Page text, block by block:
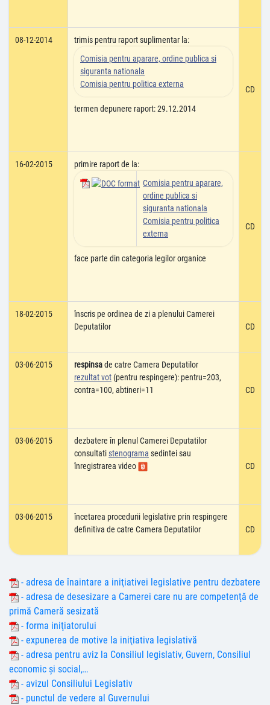
08-12-2014
trimis pentru raport suplimentar la:
Comisia pentru aparare, ordine publica si
siguranta nationala
Comisia pentru politica externa
termen depunere raport: 29.12.2014
CD
16-02-2015
primire raport de la:
Comisia pentru aparare,
ordine publica si
siguranta nationala
Comisia pentru politica
externa
face parte din categoria legilor organice
CD
18-02-2015
înscris pe ordinea de zi a plenului Camerei
Deputatilor
CD
03-06-2015 respinsade catre Camera Deputatilor
rezultat vot (pentru respingere): pentru=203,
contra=100, abtineri=11
CD
03-06-2015
dezbatere în plenul Camerei Deputatilor
consultatistenograma sedintei sau
înregistrarea video
CD
03-06-2015
încetarea procedurii legislative prin respingere
definitiva de catre Camera Deputatilor
CD
- adresa de înaintare a iniţiativei legislative pentru dezbatere
- adresa de desesizare a Camerei care nu are competenţă de
primă Cameră sesizată
- forma iniţiatorului
- expunerea de motive la iniţiativa legislativă
- adresa pentru aviz la Consiliul legislativ, Guvern, Consiliul
economic şi social,…
- avizul Consiliului Legislativ
- punctul de vedere al Guvernului